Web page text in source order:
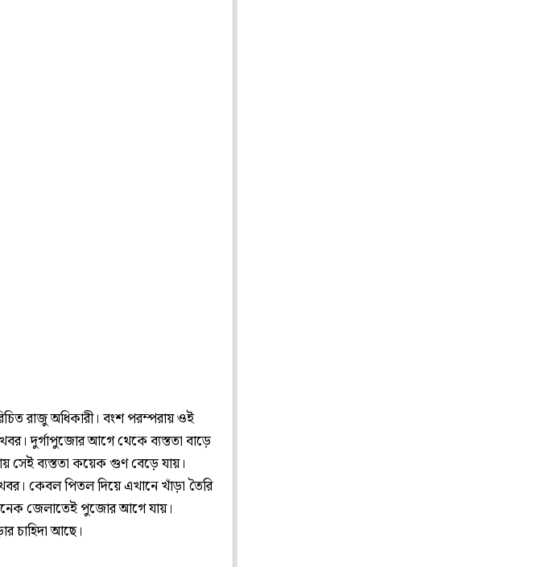
রাজু অধিকারী। বংশ পরম্পরায় ওই
দুর্গাপুজোর আগে থেকে ব্যস্ততা বাড়ে
সেই ব্যস্ততা কয়েক গুণ বেড়ে যায়।
কেবল পিতল দিয়ে এখানে খাঁড়া তৈরি
অনেক জেলাতেই পুজোর আগে যায়।
চাহিদা আছে।